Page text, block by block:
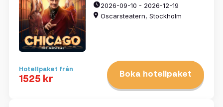
2026-09-10 - 2026-12-19
Oscarsteatern, Stockholm
Hotellpaket från
1525 kr Boka hotellpaket